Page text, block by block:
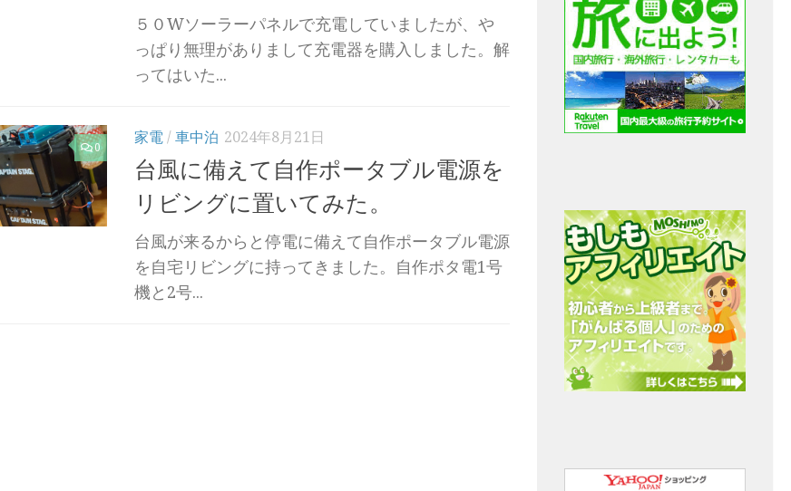
５０Wソーラーパネルで充電していましたが、や
っぱり無理がありまして充電器を購入しました。解
ってはいた...
0
家電 / 車中泊 2024年8月21日
台風に備えて自作ポータブル電源を
リビングに置いてみた。
台風が来るからと停電に備えて自作ポータブル電源
を自宅リビングに持ってきました。自作ポタ電1号
機と2号...